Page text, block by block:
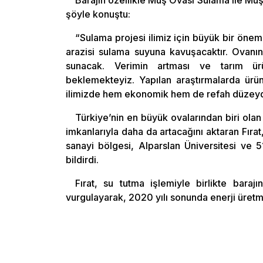
şöyle konuştu:
“Sulama projesi ilimiz için büyük bir
arazisi sulama suyuna kavuşacaktır.
sunacak. Verimin artması ve tarım
beklemekteyiz. Yapılan araştırmalarda
ilimizde hem ekonomik hem de refah
Türkiye’nin en büyük ovalarından biri
imkanlarıyla daha da artacağını aktaran
sanayi bölgesi, Alparslan Üniversitesi ve
bildirdi.
Fırat, su tutma işlemiyle birlikte
vurgulayarak, 2020 yılı sonunda enerji